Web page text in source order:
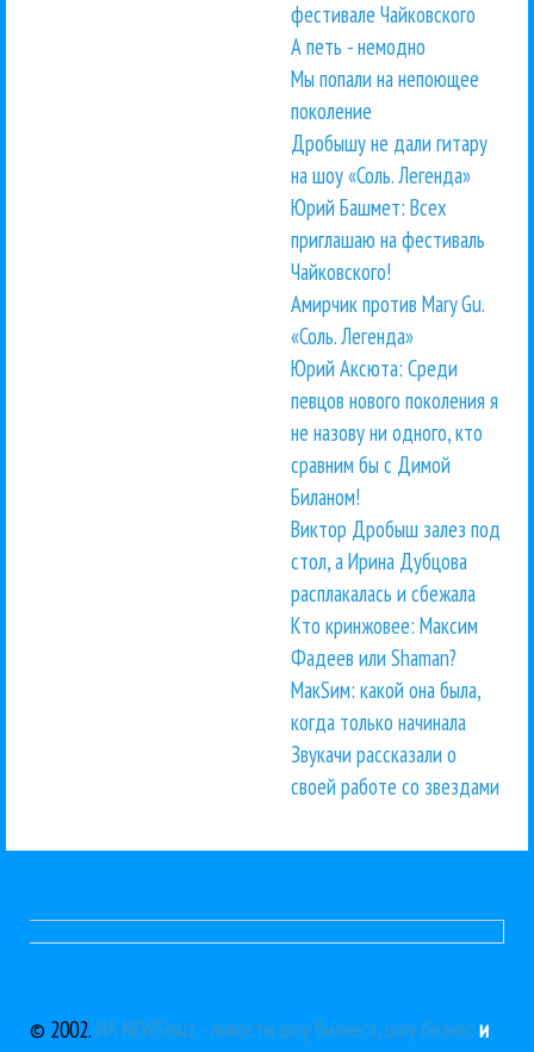
фестивале Чайковского
А петь - немодно
Мы попали на непоющее
поколение
Дробышу не дали гитару
на шоу «Соль. Легенда»
Юрий Башмет: Всех
приглашаю на фестиваль
Чайковского!
Амирчик против Mary Gu.
«Соль. Легенда»
Юрий Аксюта: Среди
певцов нового поколения я
не назову ни одного, кто
сравним бы с Димой
Биланом!
Виктор Дробыш залез под
стол, а Ирина Дубцова
расплакалась и сбежала
Кто кринжовее: Максим
Фадеев или Shaman?
МакSим: какой она была,
когда только начинала
Звукачи рассказали о
своей работе со звездами
© 2002. ИА NEWSmuz - новости шоу бизнеса, шоу бизнеси